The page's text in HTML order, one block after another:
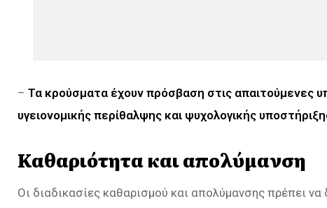
– Τα κρούσματα έχουν πρόσβαση στις απαιτούμενες
υγειονομικής περίθαλψης και ψυχολογικής
Καθαριότητα και απολύμανση
Οι διαδικασίες καθαρισμού και απολύμανσης πρέπει